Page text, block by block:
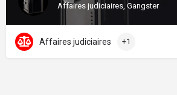
Affaires judiciaires, Gangster
Affaires judiciaires +1